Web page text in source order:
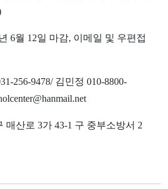
6월 12일 마감, 이메일 및 우편접
256-9478/ 김민정 010-8800-
매산로 3가 43-1 구 중부소방서 2